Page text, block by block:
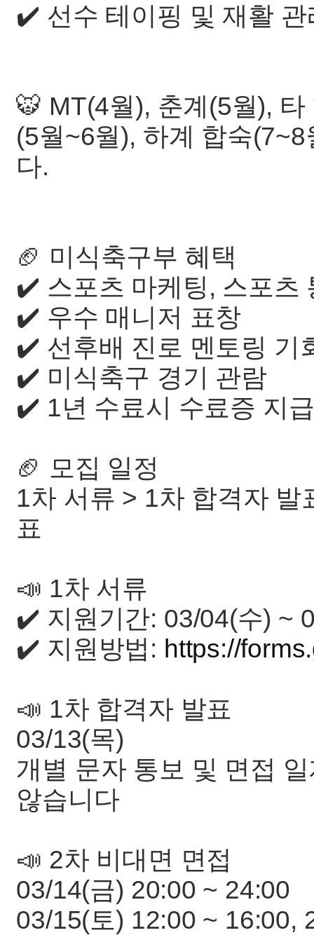
✔️ 선수 테이핑 및 재활
🐯 MT(4월), 춘계(5월),
(5월~6월), 하계 합숙
다.
🏈 미식축구부 혜택
✔️ 스포츠 마케팅, 스포
✔️ 우수 매니저 표창
✔️ 선후배 진로 멘토링
✔️ 미식축구 경기 관람
✔️ 1년 수료시 수료증 지급
🏈 모집 일정
1차 서류 > 1차 합격자
표
📣 1차 서류
✔️ 지원기간: 03/04(수) ~
✔️ 지원방법: https://
📣 1차 합격자 발표
03/13(목)
개별 문자 통보 및 면접
않습니다
📣 2차 비대면 면접
03/14(금) 20:00 ~ 24:00
03/15(토) 12:00 ~ 16:00,